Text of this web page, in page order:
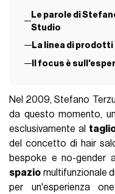
Le parole di
Studio
La linea di prodotti
Il focus è
Nel 2009, Stefano
da questo momento,
esclusivamente al
del concetto di hair
bespoke e no-gender
spazio multifunzionale
per un'esperienza